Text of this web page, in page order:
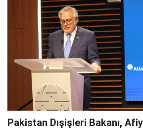
Pakistan Dışişleri Bakanı,